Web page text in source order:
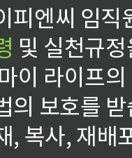
피엔씨 임
및 실천규
이 라이프
의 보호를
, 복사, 재배